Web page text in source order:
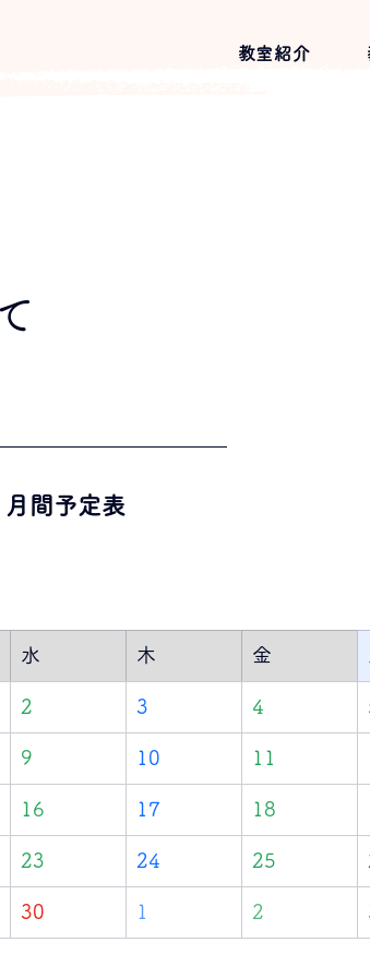
教室紹介
月間予定表
水 木 金
2 3 4
9 10 11
16 17 18
23 24 25
30 1 2